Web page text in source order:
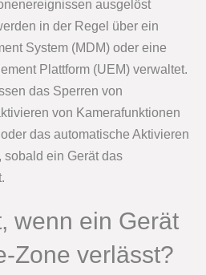
ausgelöst
in der Regel über ein
System (MDM) oder eine
Plattform (UEM) verwaltet.
das Sperren von
von Kamerafunktionen
das automatische Aktivieren
ein Gerät das
wenn ein Gerät
Zone verlässt?